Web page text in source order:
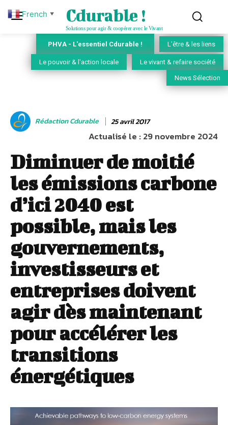
Cdurable !
Solutions pour agir & coopérer avec le Vivant
PHVA - L'essentiel Cdurable ! L'être & les liens
Le pouvoir & l'action locale Le vivant & refaire société
News Sélection
Rédaction Cdurable 25 avril 2017
Actualisé le :29 novembre 2024
Diminuer de moitié
les émissions carbone
d’ici 2040 est
possible, mais les
gouvernements,
investisseurs et
entreprises doivent
agir dès maintenant
pour accélérer les
transitions
énergétiques
French ▼